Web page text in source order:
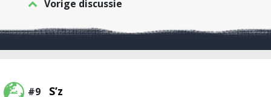
Vorige discussie
#9 S’z